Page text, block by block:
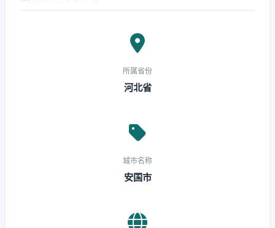
所属省份
河北省
城市名称
安国市